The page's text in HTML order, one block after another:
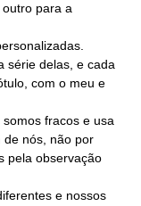
para a
série delas, e cada
com o meu e
fracos e usa
de nós, não por
pela observação
e nossos